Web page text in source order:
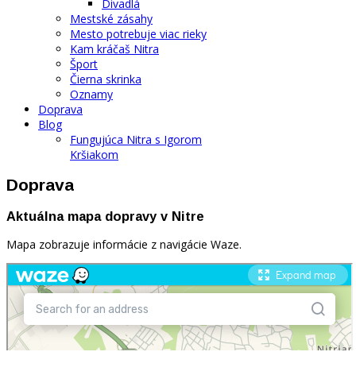
Divadlá
Mestské zásahy
Mesto potrebuje viac rieky
Kam kráčaš Nitra
Šport
Čierna skrinka
Oznamy
Doprava
Blog
Fungujúca Nitra s Igorom
Kršiakom
Doprava
Aktuálna mapa dopravy v Nitre
Mapa zobrazuje informácie z navigácie Waze.